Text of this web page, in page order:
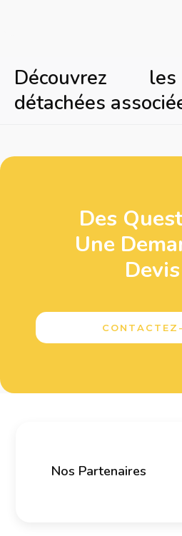
Découvrez
détachées
Des
Une
Nos Partenaires